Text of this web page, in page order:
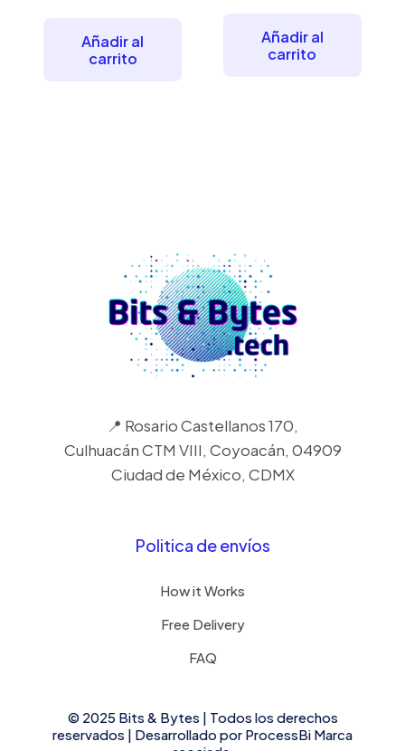
Añadir al
carrito
Añadir al
carrito
📍 Rosario Castellanos 170,
Culhuacán CTM VIII, Coyoacán, 04909
Ciudad de México, CDMX
Politica de envíos
How it Works
Free Delivery
FAQ
© 2025 Bits & Bytes | Todos los derechos
reservados | Desarrollado por ProcessBi Marca